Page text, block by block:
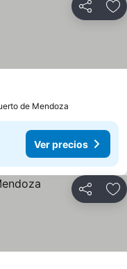
Compartir
de Mendoza
Ver precios
Compartir